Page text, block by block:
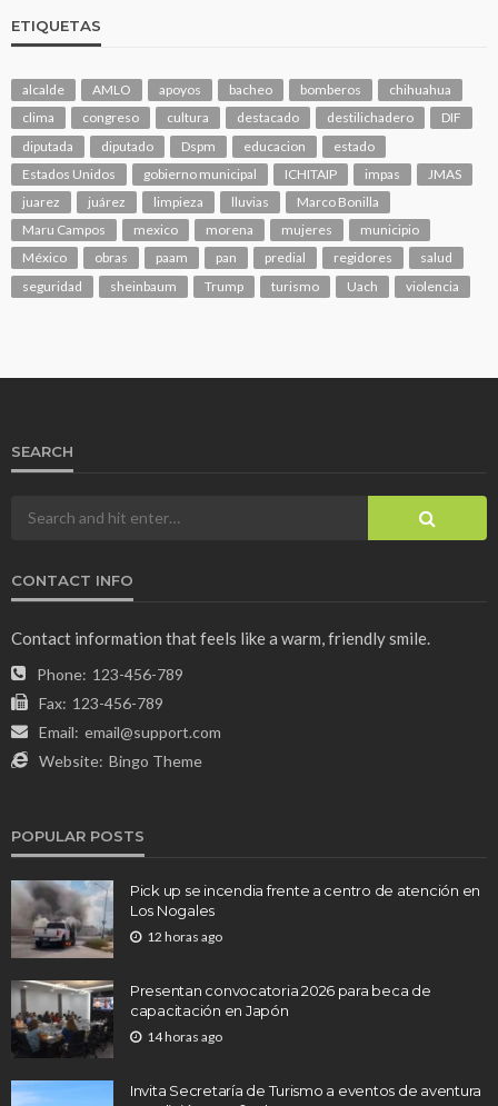
ETIQUETAS
alcalde AMLO apoyos bacheo bomberos
chihuahua
clima
congreso cultura destacado destilichadero
DIF
diputada
diputado Dspm educacion
estado
Estados Unidos
gobierno municipal ICHITAIP impas
JMAS
juarez
juárez limpieza lluvias
Marco Bonilla
Maru Campos
mexico morena mujeres
municipio
México
obras paam pan predial regidores
salud
seguridad
sheinbaum Trump turismo Uach violencia
SEARCH
CONTACT INFO
Contact information that feels like a warm, friendly smile.
Phone: 123-456-789
Fax: 123-456-789
Email: email@support.com
Website: Bingo Theme
POPULAR POSTS
Pick up se incendia frente a centro de atención en
Los Nogales
12 horas ago
Presentan convocatoria 2026 para beca de
capacitación en Japón
14 horas ago
Invita Secretaría de Turismo a eventos de aventura